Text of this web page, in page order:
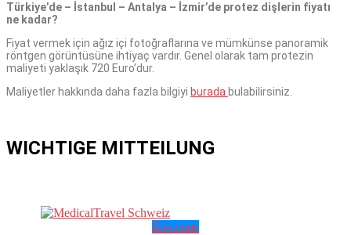
Türkiye’de – İstanbul – Antalya – İzmir’de protez dişlerin fiyatı
ne kadar?
Fiyat vermek için ağız içi fotoğraflarına ve mümkünse panoramik
röntgen görüntüsüne ihtiyaç vardır. Genel olarak tam protezin
maliyeti yaklaşık 720 Euro’dur.
Maliyetler hakkında daha fazla bilgiyi burada bulabilirsiniz.
WICHTIGE MITTEILUNG
Envelope